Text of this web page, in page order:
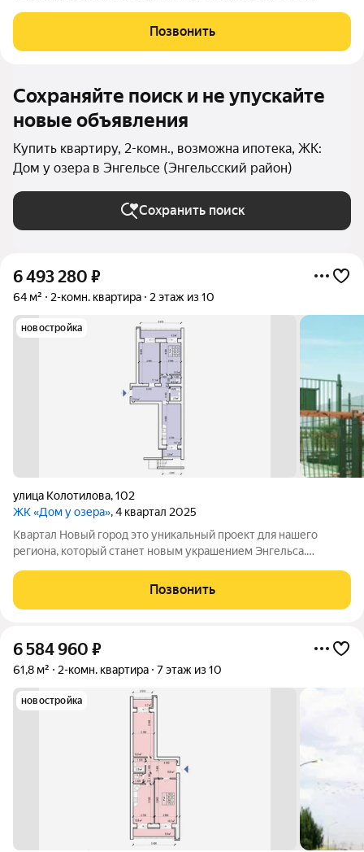
современные дизайны фасадов, функциональные планировки,
лаконичные формы, яркие акценты,
Позвонить
Сохраняйте поиск и не упускайте
новые объявления
Купить квартиру, 2-комн., возможна ипотека, ЖК:
Дом у озера в Энгельсе (Энгельсский район)
Сохранить поиск
6 493 280 ₽
64 м² 2-комн. квартира 2 этаж из 10
новостройка
улица Колотилова,102
ЖК «Дом у озера», 4 квартал 2025
Квартал Новый город это уникальный проект для нашего
региона, который станет новым украшением Энгельса.
современные дизайны фасадов, функциональные планировки,
лаконичные формы, яркие акценты,
Позвонить
6 584 960 ₽
61,8 м² 2-комн. квартира 7 этаж из 10
новостройка